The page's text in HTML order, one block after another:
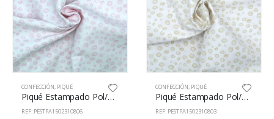
CONFECCIÓN, PIQUÉ
Piqué Estampado Pol/Alg 65/35% 150cm 23108/6
REF: PESTPA1502310806
CONFECCIÓN, PIQUÉ
Piqué Estampado Pol/Alg 65/35% 150cm 23108/3
REF: PESTPA1502310803